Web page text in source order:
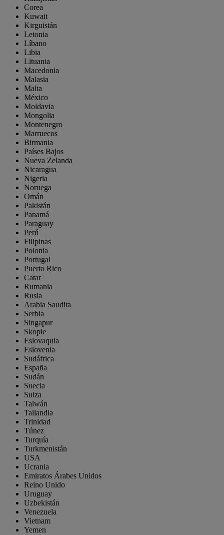
Corea
Kuwait
Kirguistán
Letonia
Líbano
Libia
Lituania
Macedonia
Malasia
Malta
México
Moldavia
Mongolia
Montenegro
Marruecos
Birmania
Países Bajos
Nueva Zelanda
Nicaragua
Nigeria
Noruega
Omán
Pakistán
Panamá
Paraguay
Perú
Filipinas
Polonia
Portugal
Puerto Rico
Catar
Rumania
Rusia
Arabia Saudita
Serbia
Singapur
Skopie
Eslovaquia
Eslovenia
Sudáfrica
España
Sudán
Suecia
Suiza
Taiwán
Tailandia
Trinidad
Túnez
Turquía
Turkmenistán
USA
Ucrania
Emiratos Árabes Unidos
Reino Unido
Uruguay
Uzbekistán
Venezuela
Vietnam
Yemen